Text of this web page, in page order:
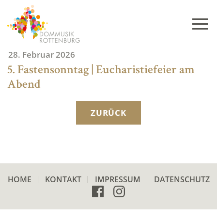
content
28. Februar 2026
5. Fastensonntag | Eucharistiefeier am
Abend
ZURÜCK
HOME KONTAKT IMPRESSUM DATENSCHUTZ